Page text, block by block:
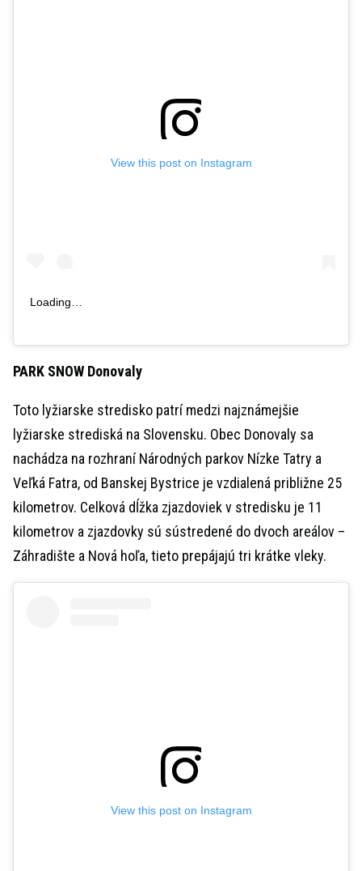
View this post on Instagram
Loading…
PARK SNOW Donovaly
Toto lyžiarske stredisko patrí medzi najznámejšie
lyžiarske strediská na Slovensku. Obec Donovaly sa
nachádza na rozhraní Národných parkov Nízke Tatry a
Veľká Fatra, od Banskej Bystrice je vzdialená približne 25
kilometrov. Celková dĺžka zjazdoviek v stredisku je 11
kilometrov a zjazdovky sú sústredené do dvoch areálov –
Záhradište a Nová hoľa, tieto prepájajú tri krátke vleky.
View this post on Instagram